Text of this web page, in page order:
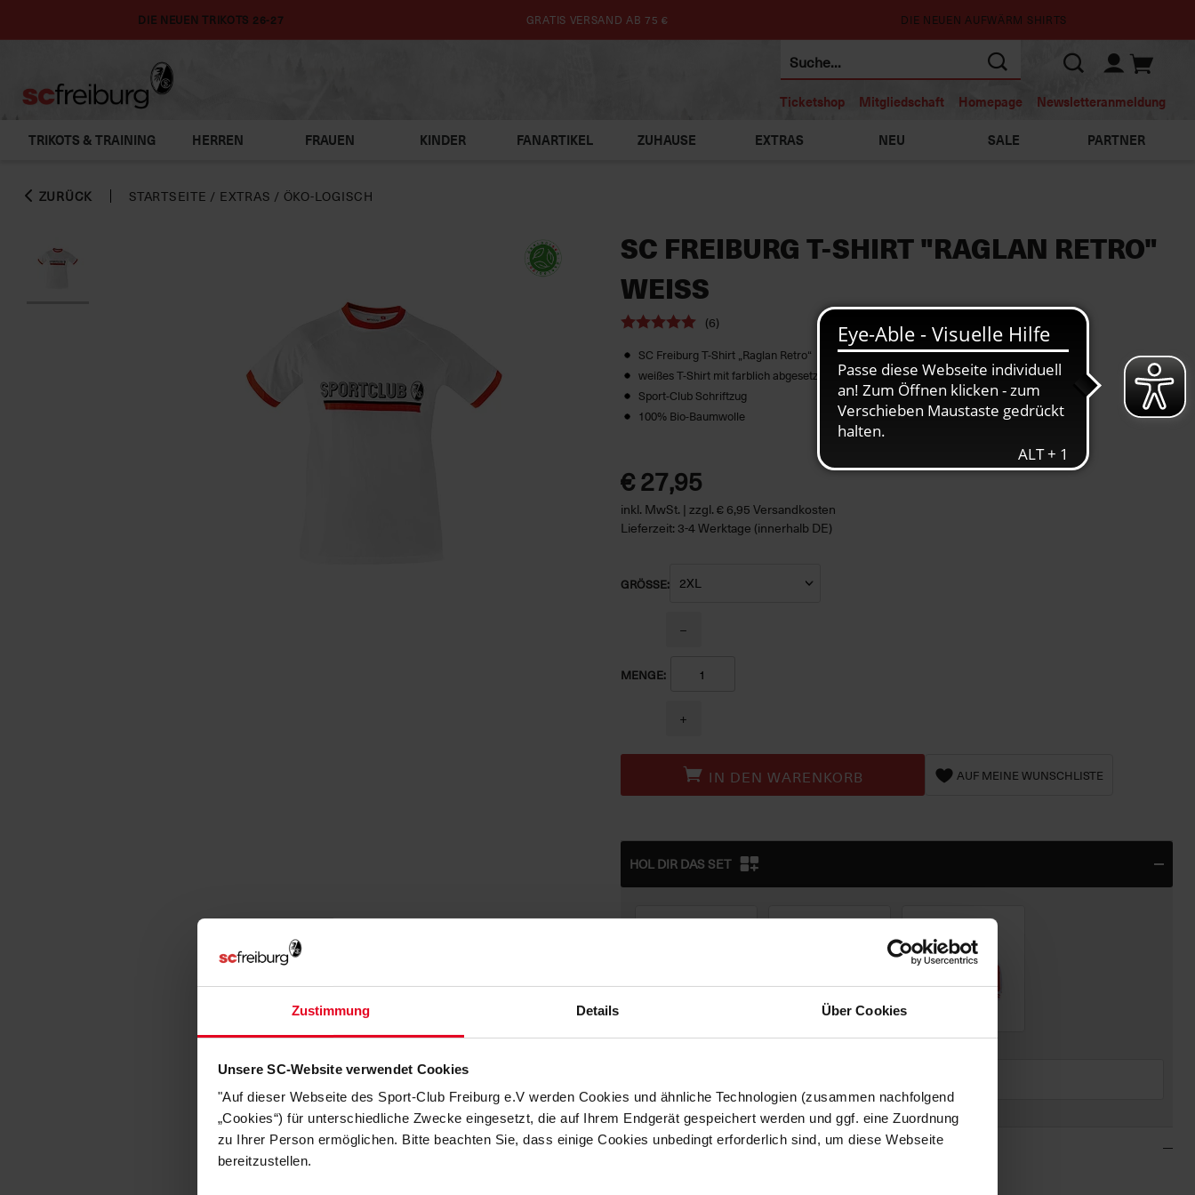
Zustimmung Details Über Cookies
Unsere SC-Website verwendet Cookies
"Auf dieser Webseite des Sport-Club Freiburg e.V werden Cookies und ähnliche Technologien (zusammen nachfolgend
„Cookies“) für unterschiedliche Zwecke eingesetzt, die auf Ihrem Endgerät gespeichert werden und ggf. eine Zuordnung
zu Ihrer Person ermöglichen. Bitte beachten Sie, dass einige Cookies unbedingt erforderlich sind, um diese Webseite
bereitzustellen.
DIE NEUEN TRIKOTS 26-27 GRATIS VERSAND AB 75 € DIE NEUEN AUFWÄRM SHIRTS
Ticketshop Mitgliedschaft Homepage Newsletteranmeldung
TRIKOTS & TRAINING HERREN FRAUEN KINDER FANARTIKEL ZUHAUSE EXTRAS NEU SALE PARTNER
ZURÜCK STARTSEITE / EXTRAS / ÖKO-LOGISCH
SC FREIBURG T-SHIRT "RAGLAN RETRO"
WEISS
(6)
SC Freiburg T-Shirt „Raglan Retro“
weißes T-Shirt mit farblich abgesetzten Bündchen
Sport-Club Schriftzug
100% Bio-Baumwolle
€ 27,95
inkl. MwSt. | zzgl. € 6,95 Versandkosten
Lieferzeit: 3-4 Werktage (innerhalb DE)
GRÖSSE:
MENGE:
−
+
IN DEN WARENKORB AUF MEINE WUNSCHLISTE
HOL DIR DAS SET
BESCHREIBUNG